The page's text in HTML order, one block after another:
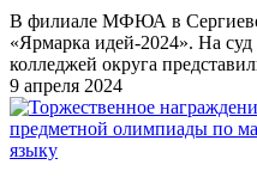
В филиале МФЮА в
«Ярмарка идей-2024». На
колледжей округа
9 апреля 2024